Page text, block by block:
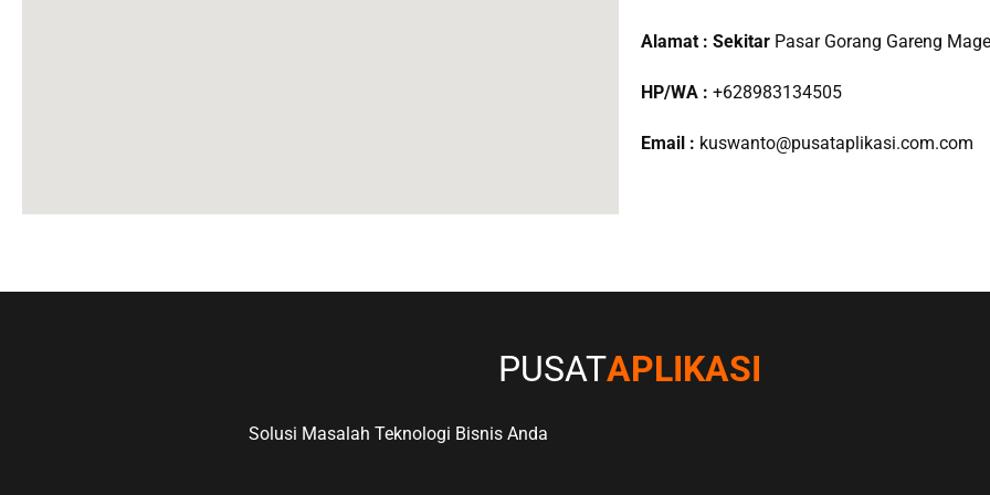
Alamat : Sekitar Pasar Gorang Gareng
HP/WA : +628983134505
Email : kuswanto@pusataplikasi.com.com
PUSATAPLIKASI
Solusi Masalah Teknologi Bisnis Anda